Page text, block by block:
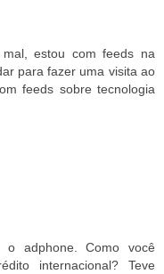
estou com feeds na
para fazer uma visita ao
feeds sobre tecnologia
adphone. Como você
internacional? Teve